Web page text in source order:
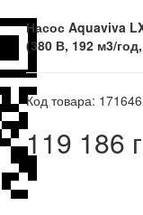
Насос Aquaviva
(380 В, 192 м3/
Код товара: 171646
119 186